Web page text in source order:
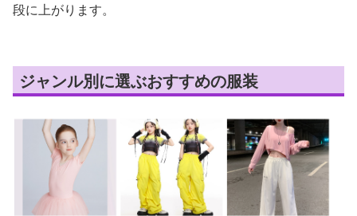
段に上がります。
ジャンル別に選ぶおすすめの服装